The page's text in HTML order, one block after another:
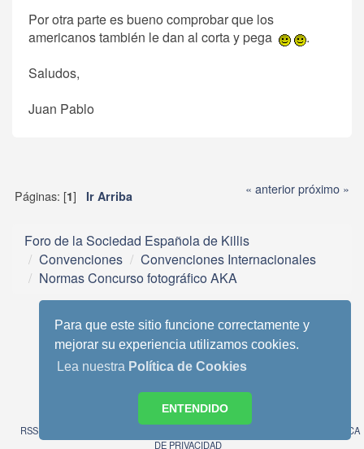
Para que este sitio funcione correctamente y
mejorar su experiencia utilizamos cookies.
Lea nuestra Política de Cookies
ENTENDIDO
Por otra parte es bueno comprobar que los
americanos también le dan al corta y pega
.
Saludos,
Juan Pablo
Páginas: [1] Ir Arriba « anteriorpróximo »
Foro de la Sociedad Española de Killis
Convenciones
Convenciones Internacionales
Normas Concurso fotográfico AKA
SimplePortal 2.3.6 © 2008-2014, SimplePortal
RSS
POLITICA
DE PRIVACIDAD